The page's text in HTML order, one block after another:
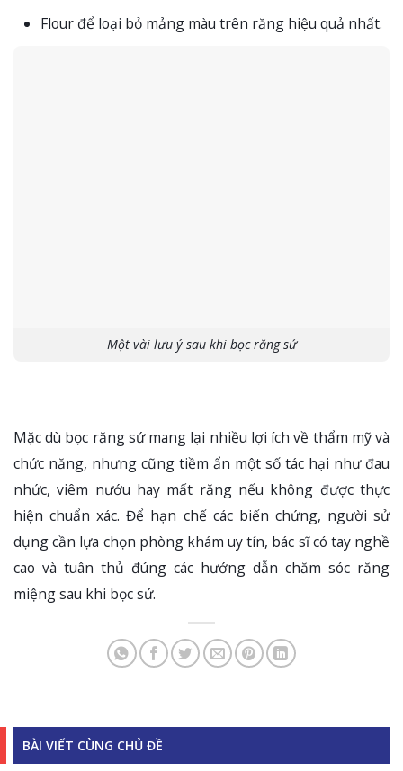
Flour để loại bỏ mảng màu trên răng hiệu quả nhất.
Một vài lưu ý sau khi bọc răng sứ
Mặc dù bọc răng sứ mang lại nhiều lợi ích về thẩm mỹ và
chức năng, nhưng cũng tiềm ẩn một số tác hại như đau
nhức, viêm nướu hay mất răng nếu không được thực
hiện chuẩn xác. Để hạn chế các biến chứng, người sử
dụng cần lựa chọn phòng khám uy tín, bác sĩ có tay nghề
cao và tuân thủ đúng các hướng dẫn chăm sóc răng
miệng sau khi bọc sứ.
BÀI VIẾT CÙNG CHỦ ĐỀ